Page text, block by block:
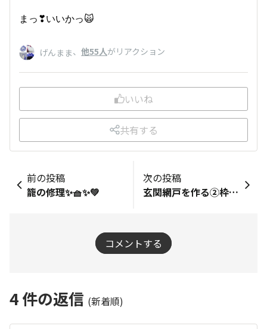
まっ❣いいかっ🙀
げんまま、 他55人がリアクション
いいね
共有する
前の投稿
籠の修理✨🧺✨💚
次の投稿
玄関網戸を作る②枠作り
コメントする
4件の返信 (新着順)